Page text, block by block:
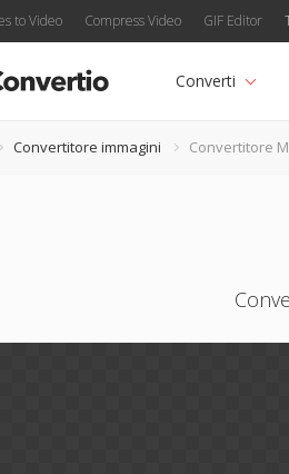
to Video Compress Video GIF Editor
Converti
Convertitore immagini Convertitore